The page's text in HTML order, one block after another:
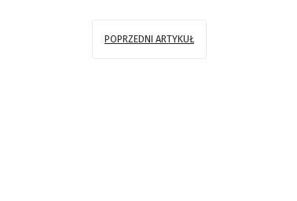
POPRZEDNI ARTYKUŁ